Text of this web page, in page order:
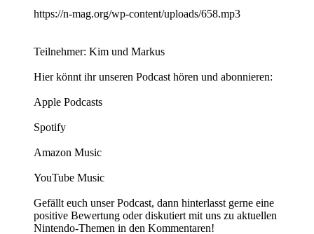
https://n-mag.org/wp-content/uploads/658.mp3
Teilnehmer: Kim und Markus
Hier könnt ihr unseren Podcast hören und abonnieren:
Apple Podcasts
Spotify
Amazon Music
YouTube Music
Gefällt euch unser Podcast, dann hinterlasst gerne eine
positive Bewertung oder diskutiert mit uns zu aktuellen
Nintendo-Themen in den Kommentaren!